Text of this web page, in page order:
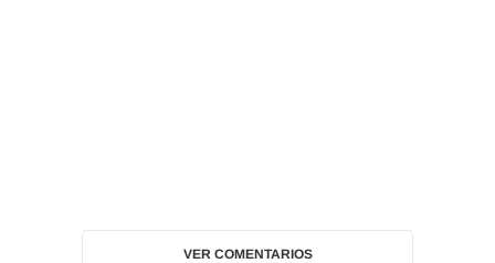
VER COMENTARIOS